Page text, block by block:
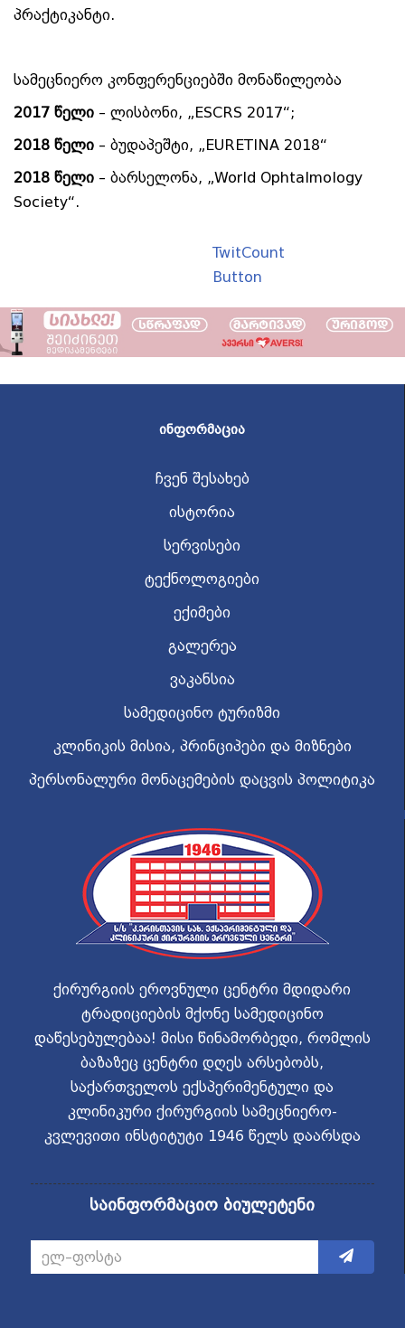
პრაქტიკანტი.
სამეცნიერო კონფერენციებში მონაწილეობა
2017 წელი – ლისბონი, „ESCRS 2017“;
2018 წელი – ბუდაპეშტი, „EURETINA 2018“
2018 წელი – ბარსელონა, „World Ophtalmology
Society“.
TwitCount
Button
ᲘᲜᲤᲝᲠᲛᲐᲪᲘᲐ
ჩვენ შესახებ
ისტორია
სერვისები
ტექნოლოგიები
ექიმები
გალერეა
ვაკანსია
სამედიცინო ტურიზმი
კლინიკის მისია, პრინციპები და მიზნები
პერსონალური მონაცემების დაცვის პოლიტიკა
ქირურგიის ეროვნული ცენტრი მდიდარი
ტრადიციების მქონე სამედიცინო
დაწესებულებაა! მისი წინამორბედი, რომლის
ბაზაზეც ცენტრი დღეს არსებობს,
საქართველოს ექსპერიმენტული და
კლინიკური ქირურგიის სამეცნიერო-
კვლევითი ინსტიტუტი 1946 წელს დაარსდა
საინფორმაციო ბიულეტენი